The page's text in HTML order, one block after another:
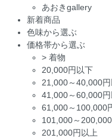
あおきgallery
新着商品
色味から選ぶ
価格帯から選ぶ
> 着物
20,000円以下
21,000～40,000
41,000～60,000
61,000～100,000
101,000～
201,000円以上